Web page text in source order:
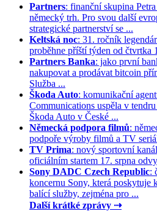
Partners: finanční skupina
německý trh. Pro svou další
strategické partnerství se ...
Keltská noc: 31. ročník
proběhne příští týden od čtvrtka
Partners Banka: jako první
nakupovat a prodávat bitcoin
Služba ...
Škoda Auto: komunikační
Communications uspěla v
Škoda Auto v České ...
Německá podpora filmů:
podpoře výroby filmů a TV
TV Prima: nový sportovní
oficiálním startem 17. srpna
Sony DADC Czech Republic:
koncernu Sony, která poskytuje
balící služby, zejména pro ...
Další krátké zprávy ⇢